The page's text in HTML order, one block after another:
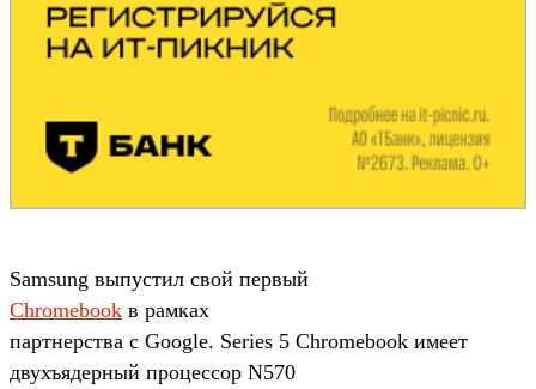
Samsung выпустил свой первый
Chromebook в рамках
партнерства с Google. Series 5 Chromebook имеет
двухъядерный процессор N570